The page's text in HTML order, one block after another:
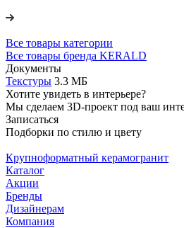
Все товары категории
Все товары бренда KERALD
Документы
Текстуры 3.3 МБ
Хотите увидеть в интерьере?
Мы сделаем 3D-проект под ваш
Записаться
Подборки по стилю и цвету
Крупноформатный керамогранит
Каталог
Акции
Бренды
Дизайнерам
Компания